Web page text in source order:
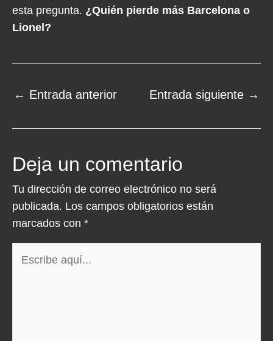
esta pregunta. ¿Quién pierde más Barcelona o
Lionel?
Navegación
← Entrada anterior Entrada siguiente →
Deja un comentario
Tu dirección de correo electrónico no será
publicada. Los campos obligatorios están
marcados con *
aquí...